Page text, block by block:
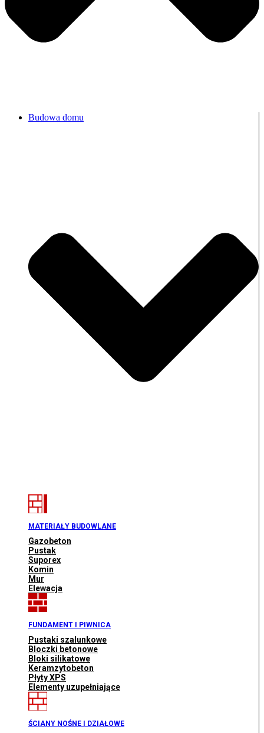
Budowa domu
MATERIAŁY BUDOWLANE
Gazobeton
Pustak
Suporex
Komin
Mur
Elewacja
FUNDAMENT I PIWNICA
Pustaki szalunkowe
Bloczki betonowe
Bloki silikatowe
Keramzytobeton
Płyty XPS
Elementy uzupełniające
ŚCIANY NOŚNE I DZIAŁOWE